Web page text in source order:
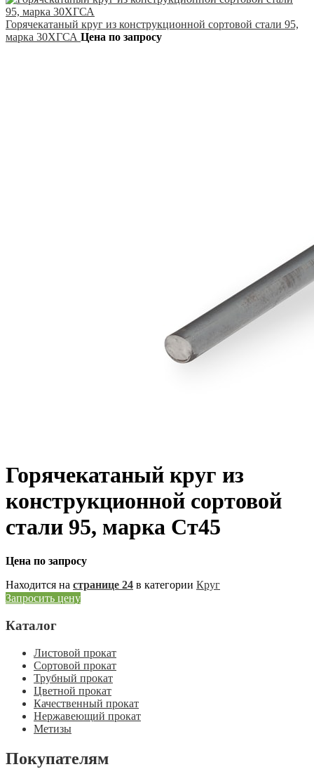
Горячекатаный круг из конструкционной сортовой стали 95,
марка 30ХГСА Цена по запросу
Горячекатаный круг из
конструкционной сортовой
стали 95, марка Ст45
Цена по запросу
Находится на странице 24 в категории Круг
Запросить цену
Каталог
Листовой прокат
Сортовой прокат
Трубный прокат
Цветной прокат
Качественный прокат
Нержавеющий прокат
Метизы
Покупателям